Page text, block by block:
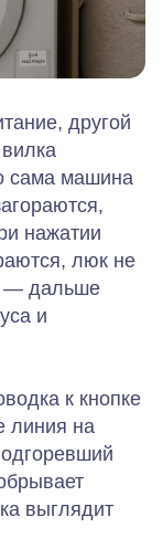
другой
сама машина
нажатии
люк не
— дальше
и
к кнопке
линия на
выглядит